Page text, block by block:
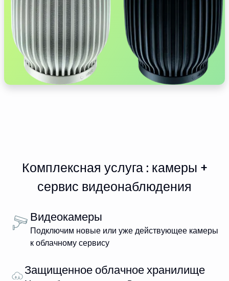
Комплексная услуга : камеры +
сервис видеонаблюдения
Видеокамеры
Подключим новые или уже действующее камеры
к облачному сервису
Защищенное облачное хранилище